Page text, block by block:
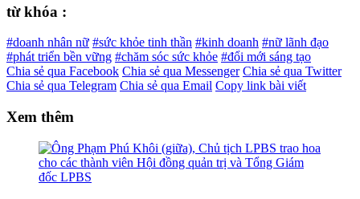
từ khóa :
#doanh nhân nữ #sức khỏe tinh thần #kinh doanh #nữ lãnh đạo
#phát triển bền vững #chăm sóc sức khỏe #đổi mới sáng tạo
Chia sẻ qua Facebook Chia sẻ qua Messenger Chia sẻ qua Twitter
Chia sẻ qua Telegram Chia sẻ qua Email Copy link bài viết
Xem thêm